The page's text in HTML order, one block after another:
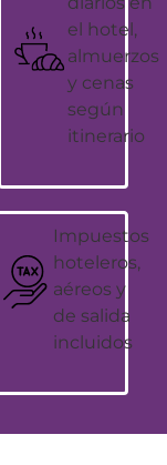
el hotel,
almuerzos
y cenas
según
itinerario
Impuestos
hoteleros,
aéreos y
de salida
incluidos